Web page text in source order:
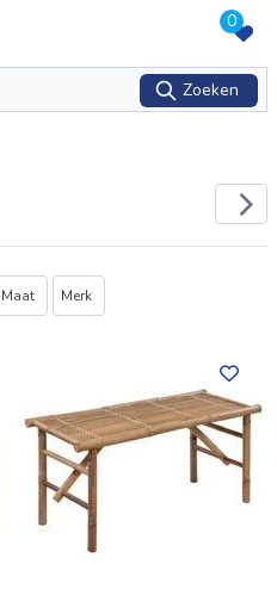
0
Zoeken
Maat Merk